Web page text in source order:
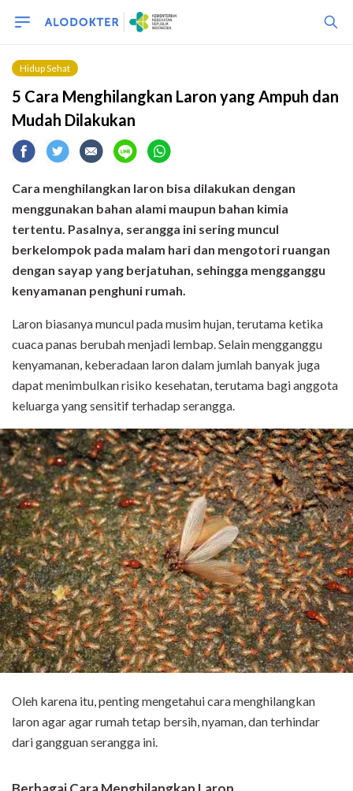
Hidup Sehat
5 Cara Menghilangkan Laron yang Ampuh dan
Mudah Dilakukan
Cara menghilangkan laron bisa dilakukan dengan
menggunakan bahan alami maupun bahan kimia
tertentu. Pasalnya, serangga ini sering muncul
berkelompok pada malam hari dan mengotori ruangan
dengan sayap yang berjatuhan, sehingga mengganggu
kenyamanan penghuni rumah.
Laron biasanya muncul pada musim hujan, terutama ketika
cuaca panas berubah menjadi lembap. Selain mengganggu
kenyamanan, keberadaan laron dalam jumlah banyak juga
dapat menimbulkan risiko kesehatan, terutama bagi anggota
keluarga yang sensitif terhadap serangga.
Oleh karena itu, penting mengetahui cara menghilangkan
laron agar agar rumah tetap bersih, nyaman, dan terhindar
dari gangguan serangga ini.